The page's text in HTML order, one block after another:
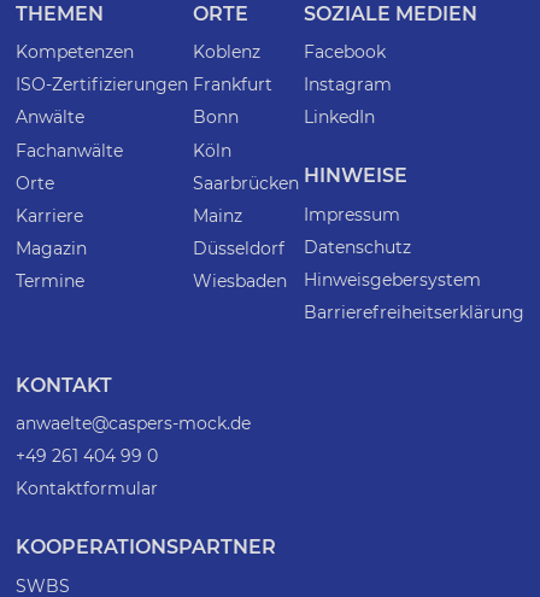
THEMEN
Kompetenzen
ISO-Zertifizierungen
Anwälte
Fachanwälte
Orte
Karriere
Magazin
Termine
ORTE
Koblenz
Frankfurt
Bonn
Köln
Saarbrücken
Mainz
Düsseldorf
Wiesbaden
SOZIALE MEDIEN
Facebook
Instagram
LinkedIn
HINWEISE
Impressum
Datenschutz
Hinweisgebersystem
Barrierefreiheitserklärung
KONTAKT
anwaelte@caspers-mock.de
+49 261 404 99 0
Kontaktformular
KOOPERATIONSPARTNER
SWBS